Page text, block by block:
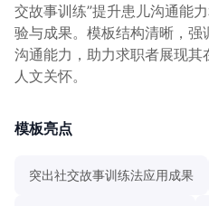
交故事训练”提升患儿沟通能
验与成果。模板结构清晰，
沟通能力，助力求职者展现
人文关怀。
模板亮点
突出社交故事训练法应用成果